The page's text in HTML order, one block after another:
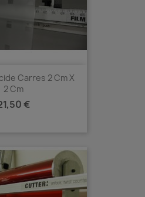
Carres 2 Cm X
2 Cm
€